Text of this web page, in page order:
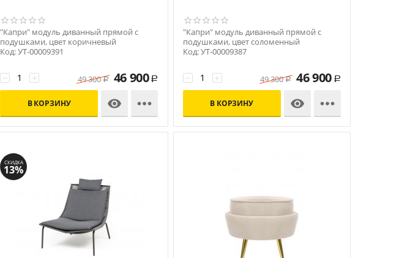
"Капри" модуль диванный прямой с
подушками, цвет коричневый
Код: УТ-00009391
+
− 49 300 Р 46 900 Р
В КОРЗИНУ 

"Капри" модуль диванный прямой с
подушками, цвет соломенный
Код: УТ-00009387
+
− 49 300 Р 46 900 Р
В КОРЗИНУ 

СКИДКА
13%